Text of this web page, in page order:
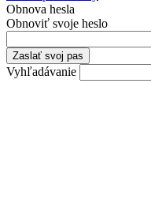
Obnova hesla
Obnoviť svoje heslo
Vyhľadávanie